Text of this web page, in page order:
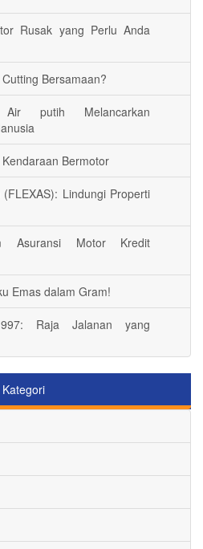
Rusak yang Perlu Anda
Bersamaan?
putih Melancarkan
Bermotor
Lindungi Properti
Asuransi Motor Kredit
Emas dalam Gram!
Raja Jalanan yang
Kategori